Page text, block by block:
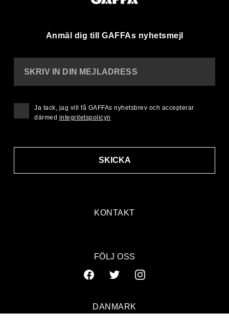
Anmäl dig till GAFFAs nyhetsmejl
KONTAKT
SKRIV IN DIN MEJLADRESS
SKICKA
Ja tack, jag vill få GAFFAs nyhetsbrev och accepterar
därmed integritetspolicyn
FÖLJ OSS
DANMARK